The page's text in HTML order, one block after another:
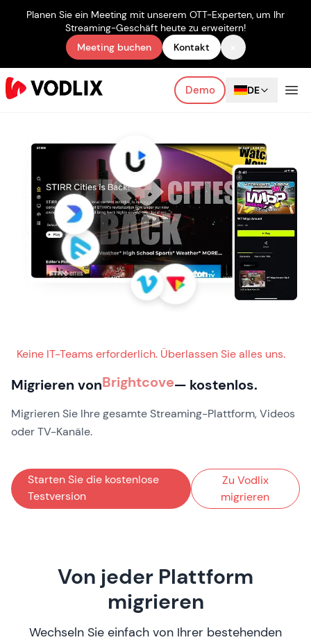
Planen Sie ein Meeting mit unserem OTT-Experten, um Ihr
Streaming-Geschäft heute zu erweitern!
Meeting buchen
Kontakt
Demo DE
Keine IT-Teams erforderlich. Überlassen Sie alles uns.
Migrieren vonBrightcove— kostenlos.
Migrieren Sie Ihre gesamte Streaming-Plattform, Videos
oder TV-Kanäle.
Starten Sie die kostenlose
Testversion
Zu Vodlix
migrieren
Von jeder Plattform
migrieren
Wechseln Sie einfach von Ihrer bestehenden